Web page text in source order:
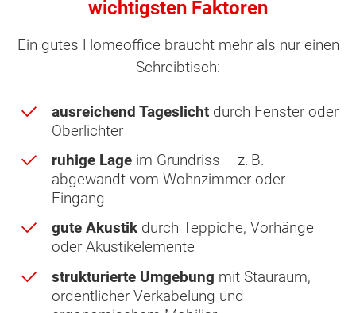
wichtigsten Faktoren
Ein gutes Homeoffice braucht mehr als nur einen
Schreibtisch:
ausreichend Tageslicht durch Fenster oder
Oberlichter
ruhige Lage im Grundriss – z. B.
abgewandt vom Wohnzimmer oder
Eingang
gute Akustik durch Teppiche, Vorhänge
oder Akustikelemente
strukturierte Umgebung mit Stauraum,
ordentlicher Verkabelung und